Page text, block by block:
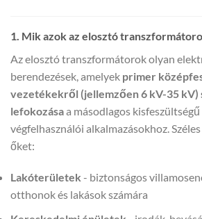
1. Mik azok az elosztó
Az elosztó transzformátorok olyan
berendezések, amelyek primer
vezetékekről (jellemzően 6 kV-35 kV)
lefokozásaa másodlagos
végfelhasználói alkalmazásokhoz.
őket:
Lakóterületek - biztonságos
otthonok és lakások számára